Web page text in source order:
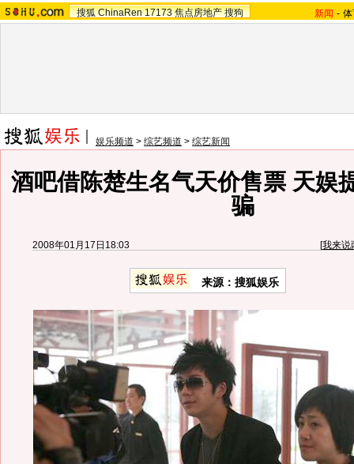
搜狐 ChinaRen 17173 焦点房地产 搜狗 新闻 -
娱乐频道 > 综艺频道 > 综艺新闻
酒吧借陈楚生名气天价售票 天娱
骗
2008年01月17日18:03 [我来说
来源：搜狐娱乐